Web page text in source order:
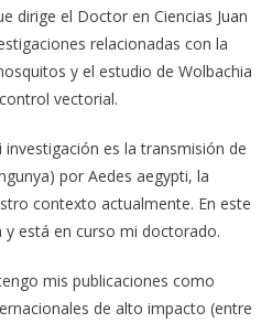
dirige el Doctor en Ciencias Juan
relacionadas con la
y el estudio de Wolbachia
vectorial.
es la transmisión de
por Aedes aegypti, la
contexto actualmente. En este
está en curso mi doctorado.
mis publicaciones como
de alto impacto (entre